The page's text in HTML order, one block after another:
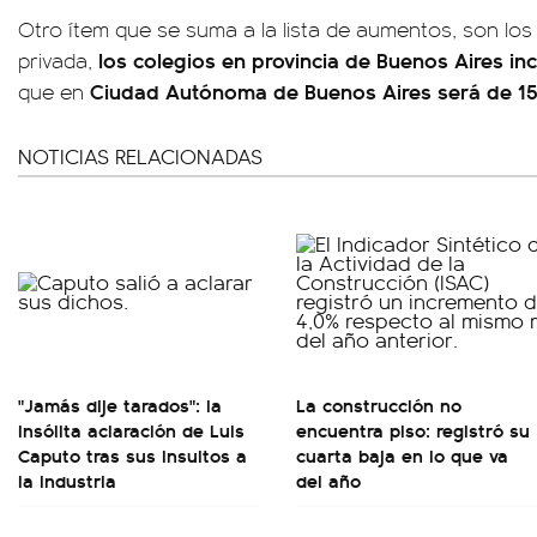
Otro ítem que se suma a la lista de aumentos, son
privada, los colegios en provincia de Buenos Aires
que en Ciudad Autónoma de Buenos Aires será de
NOTICIAS RELACIONADAS
"Jamás dije tarados": la
insólita aclaración de Luis
Caputo tras sus insultos a
la industria
La construcción no
encuentra piso: registró su
cuarta baja en lo que va
del año